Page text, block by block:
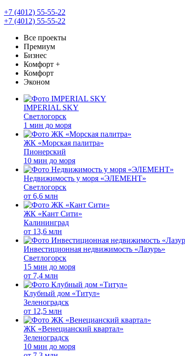
+7 (4012) 55-55-22
+7 (4012) 55-55-22
Все проекты
Премиум
Бизнес
Комфорт +
Комфорт
Эконом
IMPERIAL SKY
Светлогорск
1 мин до моря
ЖК «Морская палитра»
Пионерский
10 мин до моря
Недвижимость у моря «ЭЛЕМЕНТ»
Светлогорск
от 6,6 млн
ЖК «Кант Сити»
Калининград
от 13,6 млн
Инвестиционная недвижимость «Лазурь»
Светлогорск
15 мин до моря
от 7,4 млн
Клубный дом «Титул»
Зеленоградск
от 12,5 млн
ЖК «Венецианский квартал»
Зеленоградск
10 мин до моря